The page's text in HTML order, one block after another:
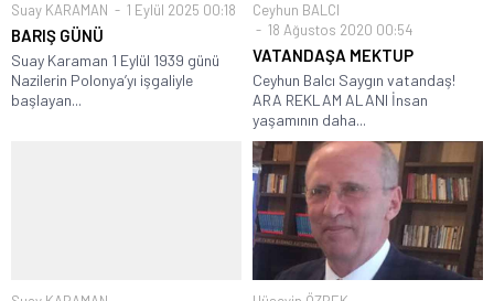
Suay KARAMAN 1 Eylül 2025 00:18
BARIŞ GÜNÜ
Suay Karaman 1 Eylül 1939 günü
Nazilerin Polonya’yı işgaliyle
başlayan...
Ceyhun BALCI
18 Ağustos 2020 00:54
VATANDAŞA MEKTUP
Ceyhun Balcı Saygın vatandaş!
ARA REKLAM ALANI İnsan
yaşamının daha...